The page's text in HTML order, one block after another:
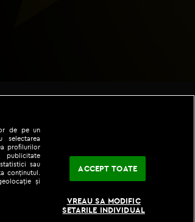
de pe un
selectarea
profilurilor
publicitate
sau
conținutul.
și
ACCEPT TOATE
VREAU SA MODIFIC
SETARILE INDIVIDUAL